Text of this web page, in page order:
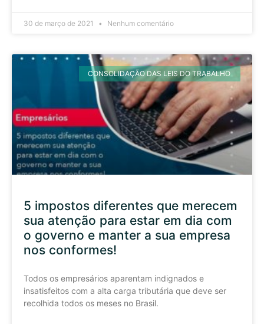
30 de março de 2021 Nenhum comentário
CONSOLIDAÇÃO DAS LEIS DO TRABALHO
5 impostos diferentes que merecem
sua atenção para estar em dia com
o governo e manter a sua empresa
nos conformes!
Todos os empresários aparentam indignados e
insatisfeitos com a alta carga tributária que deve ser
recolhida todos os meses no Brasil.